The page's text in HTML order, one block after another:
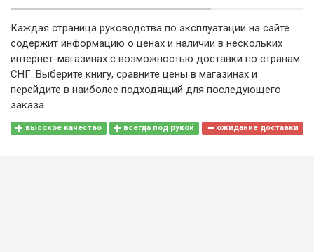
Каждая страница руководства по эксплуатации на сайте
содержит информацию о ценах и наличии в нескольких
интернет-магазинах с возможностью доставки по странам
СНГ. Выберите книгу, сравните цены в магазинах и
перейдите в наиболее подходящий для последующего
заказа.
высокое качество всегда под рукой ожидание доставки